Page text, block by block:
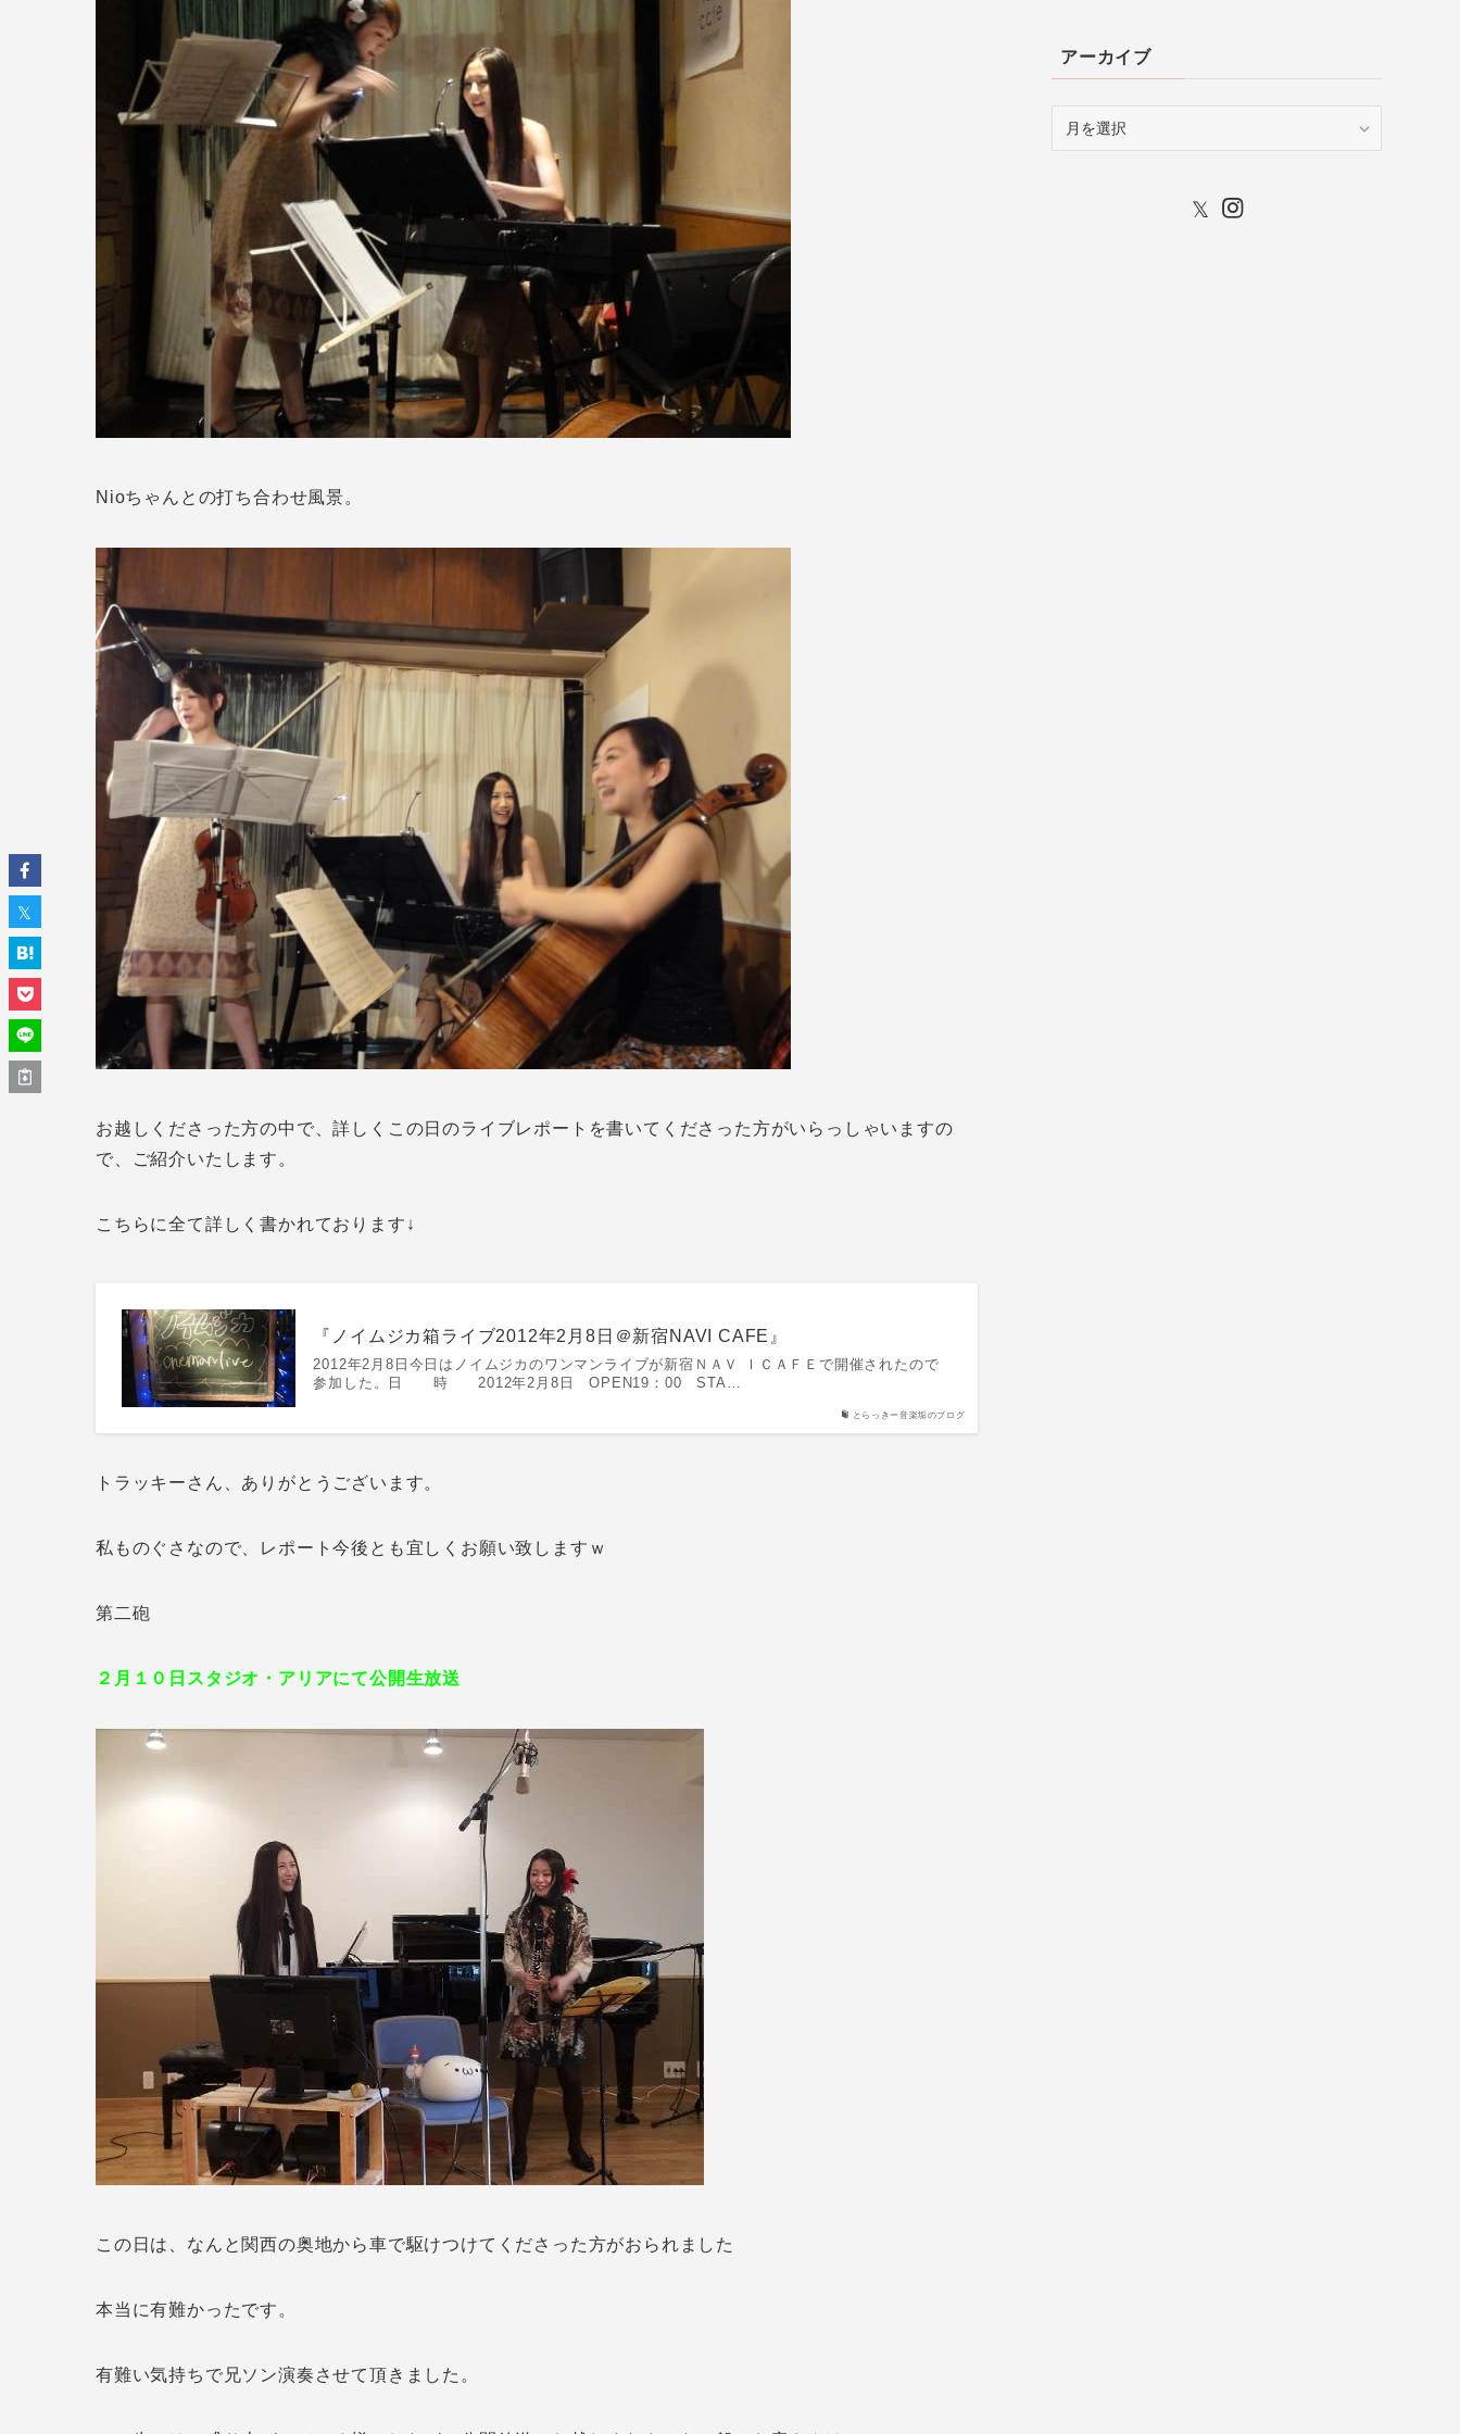
Nioちゃんとの打ち合わせ風景。
お越しくださった方の中で、詳しくこの日のライブレポートを書いてくださった方がいらっしゃいますの
で、ご紹介いたします。
こちらに全て詳しく書かれております↓
とらっきー音楽垢のブログ
『ノイムジカ箱ライブ2012年2月8日＠新宿NAVI CAFE』
2012年2月8日今日はノイムジカのワンマンライブが新宿ＮＡＶ ＩＣＡＦＥで開催されたので
参加した。日 時 2012年2月8日 OPEN19：00 STA…
トラッキーさん、ありがとうございます。
私ものぐさなので、レポート今後とも宜しくお願い致しますｗ
第二砲
２月１０日スタジオ・アリアにて公開生放送
この日は、なんと関西の奥地から車で駆けつけてくださった方がおられました
本当に有難かったです。
有難い気持ちで兄ソン演奏させて頂きました。
アーカイブ